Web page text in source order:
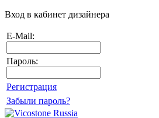
Вход в кабинет дизайнера
E-Mail:
Пароль:
Регистрация
Забыли пароль?